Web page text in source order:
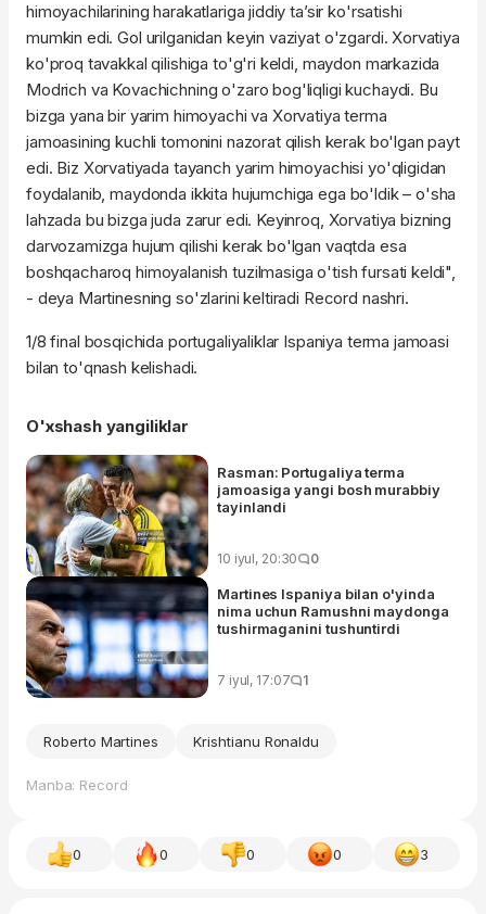
himoyachilarining harakatlariga jiddiy ta’sir ko'rsatishi
mumkin edi. Gol urilganidan keyin vaziyat o'zgardi. Xorvatiya
ko'proq tavakkal qilishiga to'g'ri keldi, maydon markazida
Modrich va Kovachichning o'zaro bog'liqligi kuchaydi. Bu
bizga yana bir yarim himoyachi va Xorvatiya terma
jamoasining kuchli tomonini nazorat qilish kerak bo'lgan payt
edi. Biz Xorvatiyada tayanch yarim himoyachisi yo'qligidan
foydalanib, maydonda ikkita hujumchiga ega bo'ldik – o'sha
lahzada bu bizga juda zarur edi. Keyinroq, Xorvatiya bizning
darvozamizga hujum qilishi kerak bo'lgan vaqtda esa
boshqacharoq himoyalanish tuzilmasiga o'tish fursati keldi",
- deya Martinesning so'zlarini keltiradi Record nashri.
1/8 final bosqichida portugaliyaliklar Ispaniya terma jamoasi
bilan to'qnash kelishadi.
O'xshash yangiliklar
Rasman: Portugaliya terma
jamoasiga yangi bosh murabbiy
tayinlandi
10 iyul, 20:30 0
Martines Ispaniya bilan o'yinda
nima uchun Ramushni maydonga
tushirmaganini tushuntirdi
7 iyul, 17:07 1
Roberto Martines Krishtianu Ronaldu
Manba: Record
0 0 0 0 3